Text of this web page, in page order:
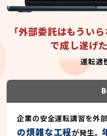
「外部委託はもうい
で成し遂げ
運転適
企業の安全運転講習を外
の煩雑な工程が発生。